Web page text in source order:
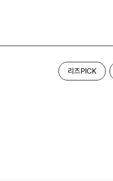
리즈PICK